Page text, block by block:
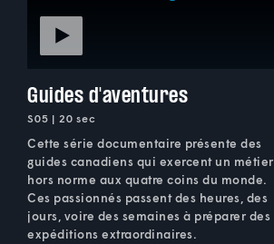
Guides d'aventures
S05 | 20 sec
Cette série documentaire présente des
guides canadiens qui exercent un métier
hors norme aux quatre coins du monde.
Ces passionnés passent des heures, des
jours, voire des semaines à préparer des
expéditions extraordinaires.